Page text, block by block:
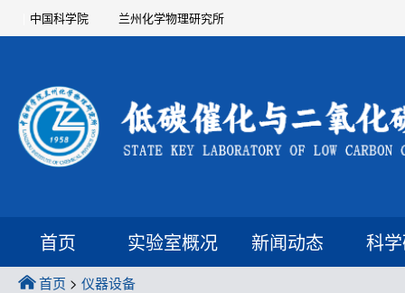
中国科学院 兰州化学物理研究所
首页 实验室概况 新闻动态 科
首页 > 仪器设备